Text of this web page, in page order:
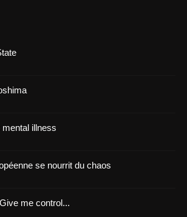
illness
se nourrit du chaos
me control...